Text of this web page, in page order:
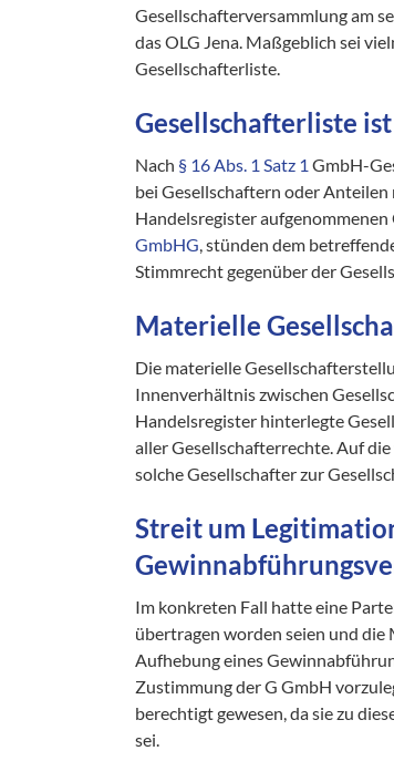
Gesellschafterversammlung am
das OLG Jena. Maßgeblich sei
Gesellschafterliste.
Gesellschafterliste
Nach § 16 Abs. 1 Satz 1 GmbH-
bei Gesellschaftern oder Anteilen
Handelsregister
GmbHG, stünden dem
Stimmrecht gegenüber der
Materielle
Die materielle
Innenverhältnis zwischen
Handelsregister hinterlegte
aller Gesellschafterrechte. Auf
solche Gesellschafter zur
Streit um
Im konkreten Fall hatte eine
übertragen worden seien und die
Aufhebung eines
Zustimmung der G GmbH
berechtigt gewesen, da sie zu
sei.